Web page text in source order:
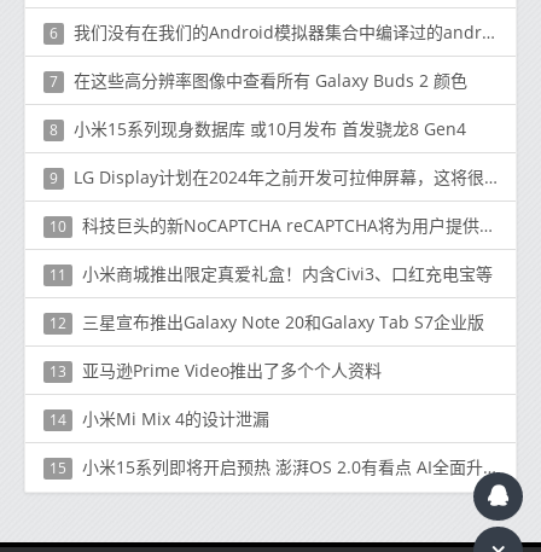
6 我们没有在我们的Android模拟器集合中编译过的android模拟器
7 在这些高分辨率图像中查看所有 Galaxy Buds 2 颜色
8 小米15系列现身数据库 或10月发布 首发骁龙8 Gen4
9 LG Display计划在2024年之前开发可拉伸屏幕，这将很快成为现实
10 科技巨头的新NoCAPTCHA reCAPTCHA将为用户提供一个复选框来标记
11 小米商城推出限定真爱礼盒！内含Civi3、口红充电宝等
12 三星宣布推出Galaxy Note 20和Galaxy Tab S7企业版
13 亚马逊Prime Video推出了多个个人资料
14 小米Mi Mix 4的设计泄漏
15 小米15系列即将开启预热 澎湃OS 2.0有看点 AI全面升级